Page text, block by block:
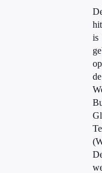
is
op
de